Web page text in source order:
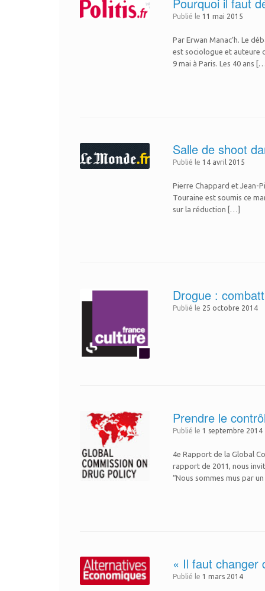
Publié le 11 mai 2015
Par Erwan Manac’h. Le
est sociologue et auteure
9 mai à Paris. Les 40 ans
Salle de shoot
Publié le 14 avril 2015
Pierre Chappard et Jean-
Touraine est soumis ce
sur la réduction […]
Drogue :
Publié le 25 octobre 2014
Prendre le
Publié le 1 septembre 2014
4e Rapport de la Global
rapport de 2011, nous
“Nous sommes mus par
« Il faut changer
Publié le 1 mars 2014